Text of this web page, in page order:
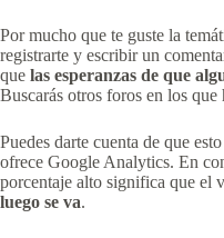
Por mucho que te guste la
registrarte y escribir un
que las esperanzas de que
Buscarás otros foros en los que
Puedes darte cuenta de que
ofrece Google Analytics. En
porcentaje alto significa que el
luego se va.